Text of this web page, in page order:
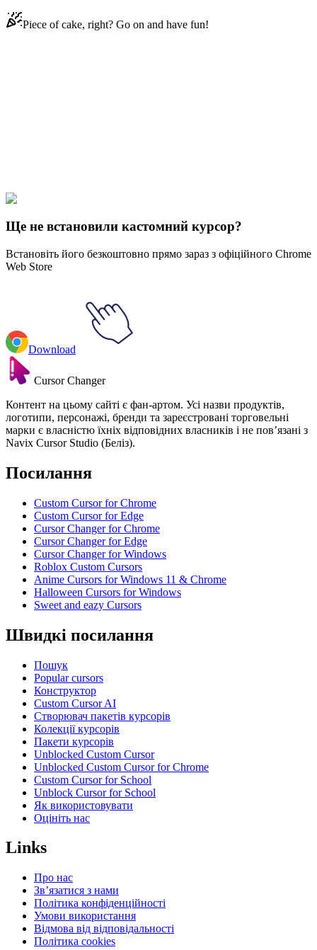
Piece of cake, right? Go on and have fun!
Сушений
Ще не встановили кастомний курсор?
Встановіть його безкоштовно прямо зараз з офіційного Chrome
Web Store
Download
Cursor Changer
Контент на цьому сайті є фан-артом. Усі назви продуктів,
логотипи, персонажі, бренди та зареєстровані торговельні
марки є власністю їхніх відповідних власників і не пов’язані з
Navix Cursor Studio (Беліз).
Посилання
Custom Cursor for Chrome
Custom Cursor for Edge
Cursor Changer for Chrome
Cursor Changer for Edge
Cursor Changer for Windows
Roblox Custom Cursors
Anime Cursors for Windows 11 & Chrome
Halloween Cursors for Windows
Sweet and eazy Cursors
Швидкі посилання
Пошук
Popular cursors
Конструктор
Custom Cursor AI
Створювач пакетів курсорів
Колекції курсорів
Пакети курсорів
Unblocked Custom Cursor
Unblocked Custom Cursor for Chrome
Custom Cursor for School
Unblock Cursor for School
Як використовувати
Оцініть нас
Links
Про нас
Зв’язатися з нами
Політика конфіденційності
Умови використання
Відмова від відповідальності
Політика cookies